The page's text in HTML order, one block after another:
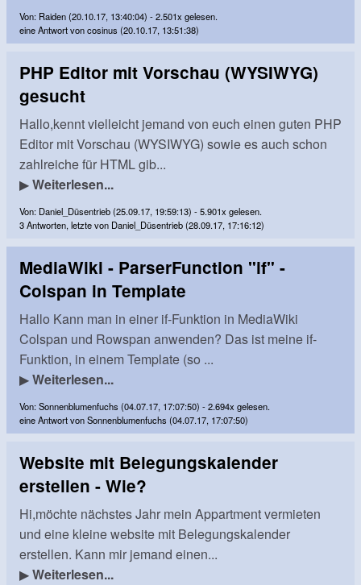
Von: Raiden (20.10.17, 13:40:04) - 2.501x gelesen.
eine Antwort von cosinus (20.10.17, 13:51:38)
PHP Editor mit Vorschau (WYSIWYG)
gesucht
Hallo,kennt vielleicht jemand von euch einen guten PHP
Editor mit Vorschau (WYSIWYG) sowie es auch schon
zahlreiche für HTML gib...
▶Weiterlesen...
Von: Daniel_Düsentrieb (25.09.17, 19:59:13) - 5.901x gelesen.
3 Antworten, letzte von Daniel_Düsentrieb (28.09.17, 17:16:12)
MediaWiki - ParserFunction "if" -
Colspan in Template
Hallo Kann man in einer if-Funktion in MediaWiki
Colspan und Rowspan anwenden? Das ist meine if-
Funktion, in einem Template (so ...
▶Weiterlesen...
Von: Sonnenblumenfuchs (04.07.17, 17:07:50) - 2.694x gelesen.
eine Antwort von Sonnenblumenfuchs (04.07.17, 17:07:50)
Website mit Belegungskalender
erstellen - Wie?
Hi,möchte nächstes Jahr mein Appartment vermieten
und eine kleine website mit Belegungskalender
erstellen. Kann mir jemand einen...
▶Weiterlesen...